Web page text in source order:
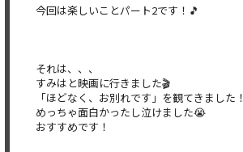
今回は楽しいことパート2です！🎵
それは、、、
すみはと映画に行きました🎬
「ほどなく、お別れです」を観てきました！
めっちゃ面白かったし泣けました😭
おすすめです！